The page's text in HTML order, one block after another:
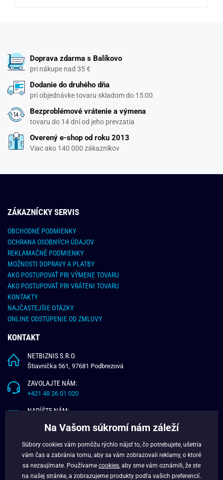
Doprava zdarma s Balíkovo
pri nákupe nad 35 €
Dodanie do druhého dňa
pri objednávke tovaru skladom do 15:00
Bezproblémové vrátenie a výmena
tovaru do 14 dní od jeho prevzatia
Overený e-shop od roku 2013
Viac ako 140 000 zákazníkov
ZÁKAZNÍCKY SERVIS
OBCHODNÉ PODMIENKY
OCHRANA OSOBNÝCH ÚDAJOV
REKLAMAČNÉ PODMIENKY
MOŽNOSTI DOPRAVY A PLATBY
AKO POSTUPOVAŤ PRI VÝMENE TOVARU
AKO POSTUPOVAŤ PRI VRÁTENI TOVARU
KONTAKTY
NAJČASTEJŠIE OTÁZKY
ONLINE ODSTÚPENIE OD ZMLUVY
KONTAKT
NETBIZNIS S.R.O.
Štiavnička 561, 97681 Podbrezová
ZAVOLAJTE NÁM:
+421 48 26 01 020
NAPÍŠTE NÁM:
O NÁS
VERNOSTNÝ PROGRAM
Na Vašom súkromí nám záleží
Súbory cookies vám pomôžu rýchlo nájsť to, čo potrebujete, ušetria
vám čas a zabránia tomu, aby sa vám zobrazovali reklamy, o ktoré
sa nezaujímate. Používame cookies , aby sme vám oznámili, že ste
na našej stránke, a zobrazujeme produkty podľa vašich preferencií.